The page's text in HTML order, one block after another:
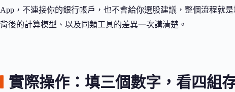
App，不連接你的銀行帳戶，也不會給你選股建議，整個流程就
背後的計算模型、以及同類工具的差異一次講清楚。
實際操作：填三個數字，看四組